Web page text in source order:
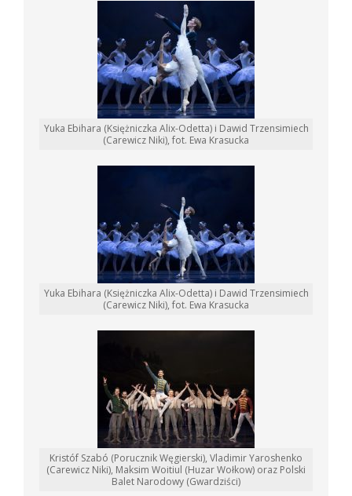
Yuka Ebihara (Księżniczka Alix-Odetta) i Dawid Trzensimiech
(Carewicz Niki), fot. Ewa Krasucka
Yuka Ebihara (Księżniczka Alix-Odetta) i Dawid Trzensimiech
(Carewicz Niki), fot. Ewa Krasucka
Kristóf Szabó (Porucznik Węgierski), Vladimir Yaroshenko
(Carewicz Niki), Maksim Woitiul (Huzar Wołkow) oraz Polski
Balet Narodowy (Gwardziści)